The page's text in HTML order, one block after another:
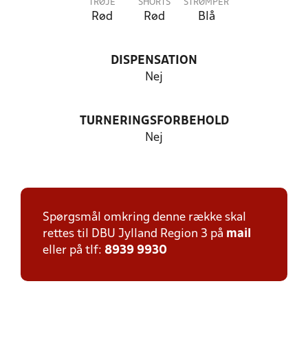
TRØJE
Rød
SHORTS
Rød
STRØMPER
Blå
DISPENSATION
Nej
TURNERINGSFORBEHOLD
Nej
Spørgsmål omkring denne række skal
rettes til DBU Jylland Region 3 på mail
eller på tlf: 8939 9930